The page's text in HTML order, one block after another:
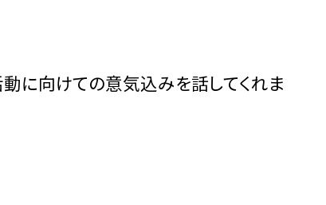
に向けての意気込みを話してくれま